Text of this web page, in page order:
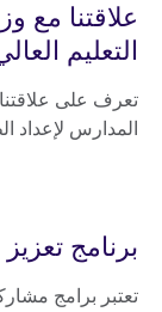
علاقتنا مع
التعليم
تعرف على علاقتنا
المدارس لإعداد
برنامج
تعتبر برامج